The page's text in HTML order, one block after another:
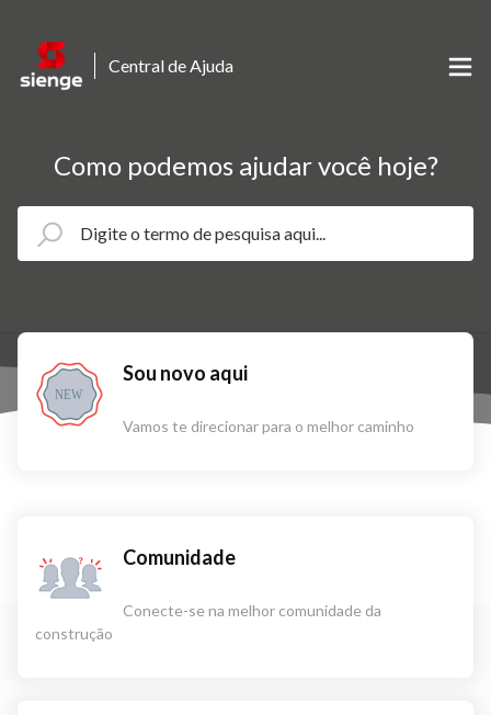
Central de Ajuda
Como podemos ajudar você hoje?
NEW
Sou novo aqui
Vamos te direcionar para o melhor caminho
Comunidade
Conecte-se na melhor comunidade da
construção